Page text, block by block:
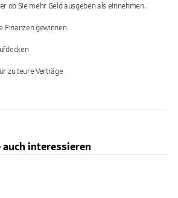
ob Sie mehr Geld ausgeben als einnehmen.
Finanzen gewinnen
zu teure Verträge
auch interessieren